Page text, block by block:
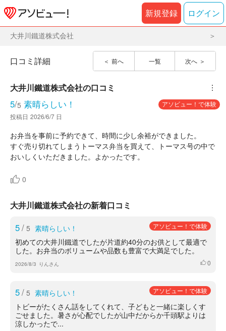
新規登録 ログイン
大井川鐵道株式会社
前へ 一覧 次へ
口コミ詳細
大井川鐵道株式会社の口コミ ︙
5/5 素晴らしい！
アソビュー！で体験
投稿日 2026/6/7 日
お弁当を事前に予約できて、時間に少し余裕ができました。
すぐ売り切れてしまうトーマス弁当を買えて、トーマス号の中で
おいしくいただきました。よかったです。
0
大井川鐵道株式会社の新着口コミ
5/ 5 素晴らしい！ アソビュー！で体験
初めての大井川鐵道でしたが片道約40分のお供として最適で
した。お弁当のボリュームや品数も豊富で大満足でした。
2026/8/3 りんさん いいね
0
5/ 5 素晴らしい！ アソビュー！で体験
トビーがたくさん話をしてくれて、子どもと一緒に楽しくす
ごせました。暑さが心配でしたが山中だからか千頭駅よりは
涼しかったで...